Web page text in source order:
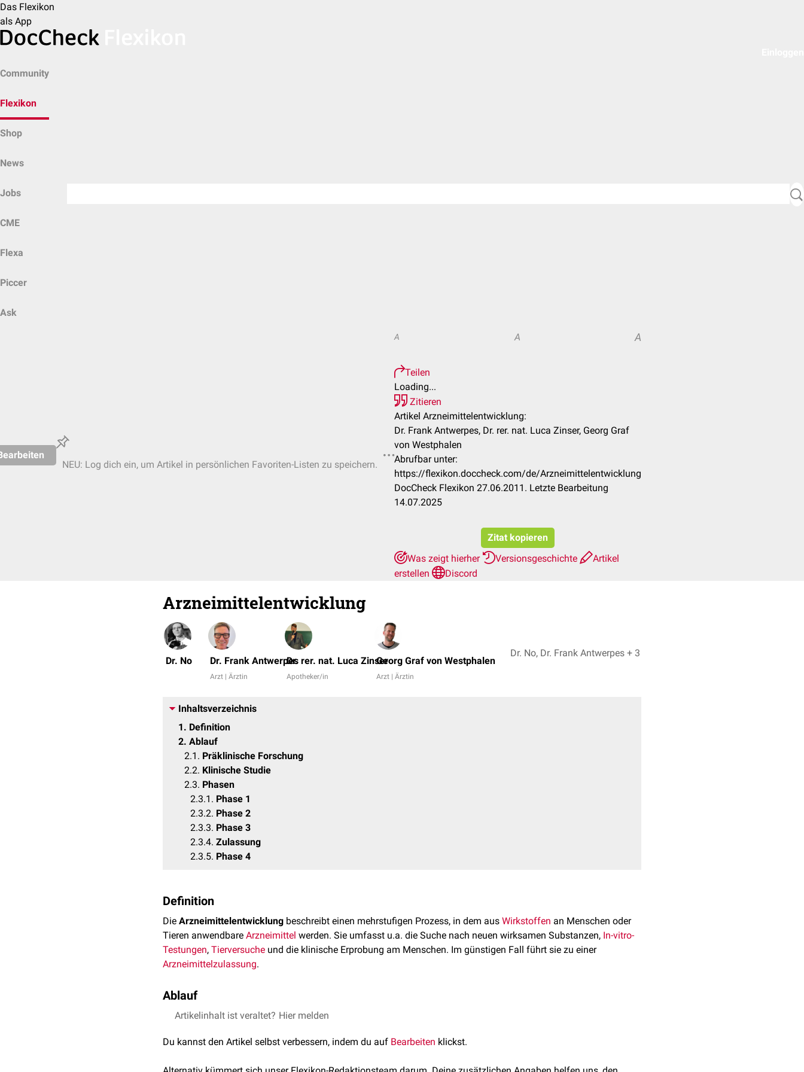
Das Flexikon
als App
Community
Flexikon
Shop
News
Jobs
CME
Flexa
Piccer
Ask
NEU: Log dich ein, um Artikel in persönlichen Favoriten-Listen zu speichern.
A A A
Teilen
Loading...
Zitieren
Artikel Arzneimittelentwicklung:
Dr. Frank Antwerpes, Dr. rer. nat. Luca Zinser, Georg Graf
von Westphalen
Abrufbar unter:
https://flexikon.doccheck.com/de/Arzneimittelentwicklung
DocCheck Flexikon 27.06.2011. Letzte Bearbeitung
14.07.2025
Zitat kopieren
Was zeigt hierher
Versionsgeschichte
Artikel
erstellen
Discord
Arzneimittelentwicklung
Dr. No Dr. Frank Antwerpes
Arzt | Ärztin
Dr. rer. nat. Luca Zinser
Apotheker/in
Georg Graf von Westphalen
Arzt | Ärztin
Dr. No, Dr. Frank Antwerpes + 3
Inhaltsverzeichnis
1
Definition
2 Ablauf
2.1
Präklinische Forschung
2.2 Klinische Studie
2.3 Phasen
2.3.1
Phase 1
2.3.2 Phase 2
2.3.3 Phase 3
2.3.4 Zulassung
2.3.5 Phase 4
Definition
Die Arzneimittelentwicklung beschreibt einen mehrstufigen Prozess, in dem aus Wirkstoffen an Menschen oder
Tieren anwendbare Arzneimittel werden. Sie umfasst u.a. die Suche nach neuen wirksamen Substanzen, In-vitro-
Testungen, Tierversuche und die klinische Erprobung am Menschen. Im günstigen Fall führt sie zu einer
Arzneimittelzulassung.
Ablauf
Hier wird zunächst nach Substanzen mit potenzieller therapeutischer Bedeutung gesucht. Dies kann durch
Artikelinhalt ist veraltet? Hier melden
Du kannst den Artikel selbst verbessern, indem du auf Bearbeiten klickst.